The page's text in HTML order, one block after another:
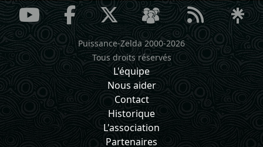
Puissance-Zelda 2000-2026
Tous droits réservés
L'équipe
Nous aider
Contact
Historique
L'association
Partenaires